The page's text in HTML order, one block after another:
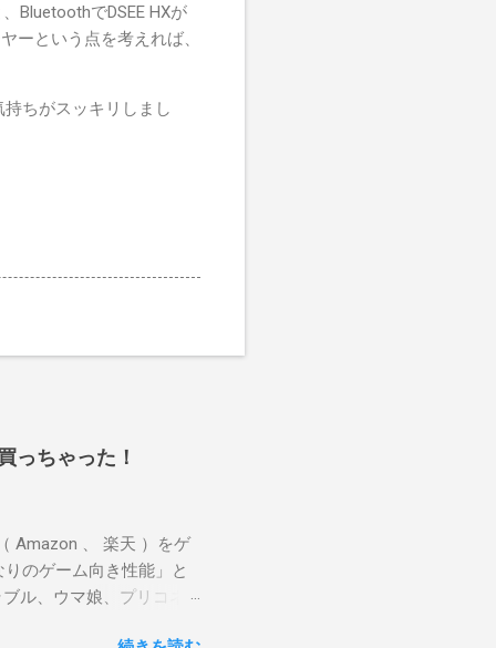
BluetoothでDSEE HXが
ーという点を考えれば、
ちがスッキリしまし
っちゃった！
Amazon 、 楽天 ）をゲ
のゲーム向き性能」と
ル、ウマ娘、プリコネ